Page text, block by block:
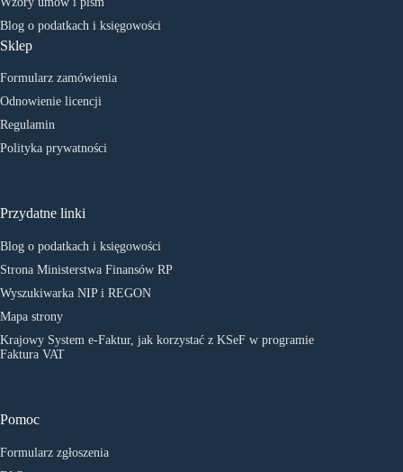
Blog o podatkach i księgowości
Sklep
Formularz zamówienia
Odnowienie licencji
Regulamin
Polityka prywatności
Przydatne linki
Blog o podatkach i księgowości
Strona Ministerstwa Finansów RP
Wyszukiwarka NIP i REGON
Mapa strony
Krajowy System e-Faktur, jak korzystać z KSeF w programie
Faktura VAT
Pomoc
Formularz zgłoszenia